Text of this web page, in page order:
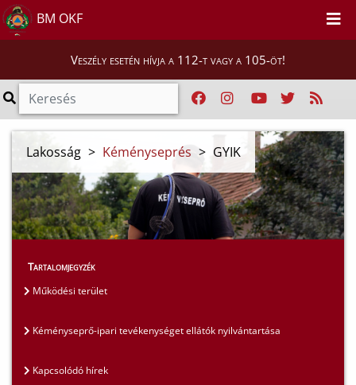
BM OKF
Veszély esetén hívja a 112-t vagy a 105-öt!
Lakosság > Kéményseprés > GYIK
Tartalomjegyzék
Működési terület
Kéményseprő-ipari tevékenységet ellátók nyilvántartása
Kapcsolódó hírek